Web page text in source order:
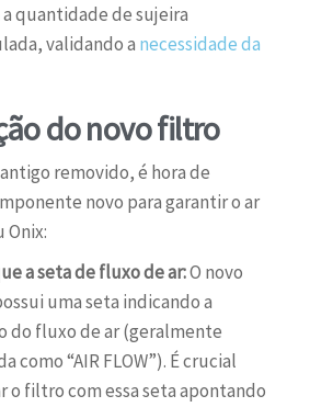
quantidade de sujeira
validando a necessidade da
do novo filtro
removido, é hora de
novo para garantir o ar
Onix:
a seta de fluxo de ar:O novo
uma seta indicando a
do fluxo de ar (geralmente
como “AIR FLOW”). É crucial
o filtro com essa seta apontando